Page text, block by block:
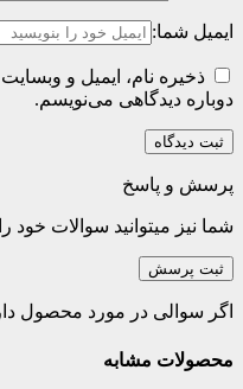
ایمیل شما:
ذخیره نام، ایمیل و
دوباره دیدگاهی می‌نویسم.
پرسش و پاسخ
شما نیز میتوانید سوالات خود
ثبت پرسش
اگر سوالی در مورد محصول
محصولات مشابه